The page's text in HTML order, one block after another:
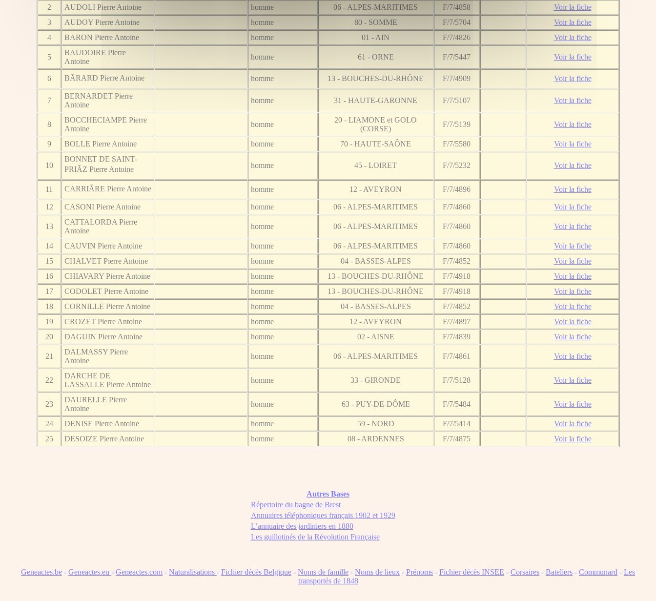
2
AUDOLI Pierre Antoine homme 06 - ALPES-MARITIMES F/7/4858
Voir la fiche
3
AUDOY Pierre Antoine homme 80 - SOMME F/7/5704
Voir la fiche
4
BARON Pierre Antoine homme 01 - AIN F/7/4826 Voir la fiche
5
BAUDOIRE Pierre
Antoine
homme 61 - ORNE F/7/5447 Voir la fiche
6 BÃRARD Pierre Antoine homme 13 - BOUCHES-DU-RHÔNE F/7/4909 Voir la fiche
7
BERNARDET Pierre
Antoine
homme 31 - HAUTE-GARONNE F/7/5107 Voir la fiche
8
BOCCHECIAMPE Pierre
Antoine
homme
20 - LIAMONE et GOLO
(CORSE)
F/7/5139 Voir la fiche
9 BOLLE Pierre Antoine homme 70 - HAUTE-SAÔNE F/7/5580 Voir la fiche
10
BONNET DE SAINT-
PRIÃZ Pierre Antoine
homme 45 - LOIRET F/7/5232 Voir la fiche
11 CARRIÃRE Pierre Antoine homme 12 - AVEYRON F/7/4896 Voir la fiche
12 CASONI Pierre Antoine homme 06 - ALPES-MARITIMES F/7/4860 Voir la fiche
13
CATTALORDA Pierre
Antoine
homme 06 - ALPES-MARITIMES F/7/4860 Voir la fiche
14 CAUVIN Pierre Antoine homme 06 - ALPES-MARITIMES F/7/4860
Voir la fiche
15
CHALVET Pierre Antoine homme 04 - BASSES-ALPES F/7/4852
Voir la fiche
16
CHIAVARY Pierre Antoine homme 13 - BOUCHES-DU-RHÔNE F/7/4918
Voir la fiche
17
CODOLET Pierre Antoine homme 13 - BOUCHES-DU-RHÔNE F/7/4918
Voir la fiche
18
CORNILLE Pierre Antoine homme 04 - BASSES-ALPES F/7/4852
Voir la fiche
19
CROZET Pierre Antoine homme 12 - AVEYRON F/7/4897
Voir la fiche
20
DAGUIN Pierre Antoine homme 02 - AISNE F/7/4839 Voir la fiche
21
DALMASSY Pierre
Antoine
homme 06 - ALPES-MARITIMES F/7/4861 Voir la fiche
22
DARCHE DE
LASSALLE Pierre Antoine
homme 33 - GIRONDE F/7/5128 Voir la fiche
23
DAURELLE Pierre
Antoine
homme 63 - PUY-DE-DÔME F/7/5484 Voir la fiche
24 DENISE Pierre Antoine homme 59 - NORD F/7/5414
Voir la fiche
25
DESOIZE Pierre Antoine homme 08 - ARDENNES F/7/4875 Voir la fiche
Autres Bases
Répertoire du bagne de Brest
Annuaires téléphoniques français 1902 et 1929
L’annuaire des jardiniers en 1880
Les guillotinés de la Révolution Française
Geneactes.be - Geneactes.eu - Geneactes.com - Naturalisations - Fichier décès Belgique - Noms de famille - Noms de lieux - Prénoms - Fichier décès INSEE - Corsaires - Bateliers - Communard - Les
transportés de 1848